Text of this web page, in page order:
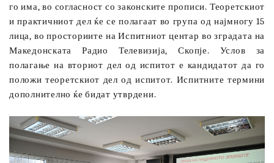
го има, во согласност со законските прописи. Теоретскиот
и практичниот дел ќе се полагаат во група од најмногу 15
лица, во просториите на Испитниот центар во зградата на
Македонската Радио Телевизија, Скопје. Услов за
полагање на вториот дел од испитот е кандидатот да го
положи теоретскиот дел од испитот. Испитните термини
дополнително ќе бидат утврдени.